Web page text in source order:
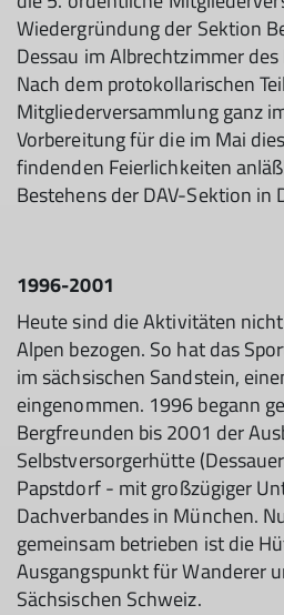
Wiedergründung der Sektion
Dessau im Albrechtzimmer
Nach dem protokollarischen
Mitgliederversammlung ganz
Vorbereitung für die im Mai
findenden Feierlichkeiten
Bestehens der DAV-Sektion in
1996-2001
Heute sind die Aktivitäten
Alpen bezogen. So hat das
im sächsischen Sandstein,
eingenommen. 1996 begann
Bergfreunden bis 2001 der
Selbstversorgerhütte
Papstdorf - mit großzügiger
Dachverbandes in München.
gemeinsam betrieben ist die
Ausgangspunkt für Wanderer
Sächsischen Schweiz.